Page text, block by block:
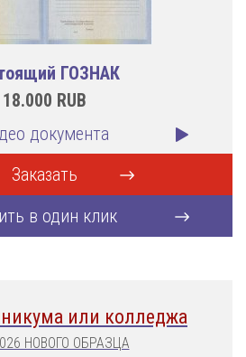
ГОЗНАК
18.000 RUB
документа
Заказать
в один клик
или колледжа
НОВОГО ОБРАЗЦА